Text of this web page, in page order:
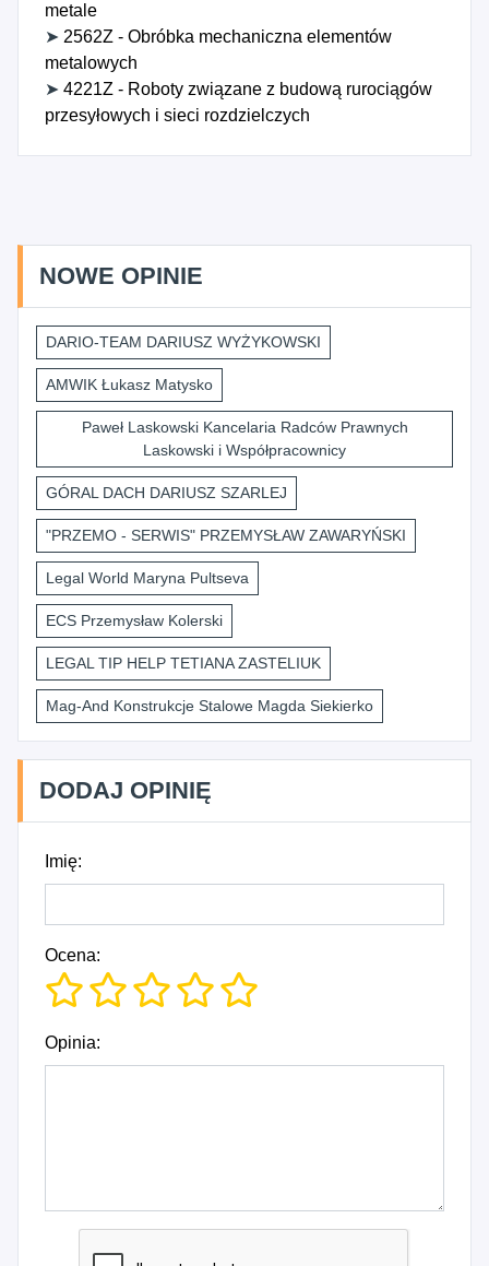
metale
➤ 2562Z - Obróbka mechaniczna elementów
metalowych
➤ 4221Z - Roboty związane z budową rurociągów
przesyłowych i sieci rozdzielczych
NOWE OPINIE
DARIO-TEAM DARIUSZ WYŻYKOWSKI
AMWIK Łukasz Matysko
Paweł Laskowski Kancelaria Radców Prawnych
Laskowski i Współpracownicy
GÓRAL DACH DARIUSZ SZARLEJ
"PRZEMO - SERWIS" PRZEMYSŁAW ZAWARYŃSKI
Legal World Maryna Pultseva
ECS Przemysław Kolerski
LEGAL TIP HELP TETIANA ZASTELIUK
Mag-And Konstrukcje Stalowe Magda Siekierko
DODAJ OPINIĘ
Imię:
Ocena:
Opinia: